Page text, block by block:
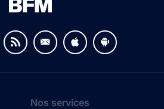
Nos services